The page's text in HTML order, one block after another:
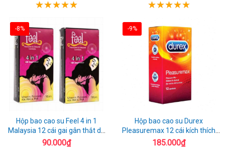
-8%
Hộp bao cao su Feel 4 in 1
Malaysia 12 cái gai gân thắt dễ
sử dụng
90.000₫
-9%
Hộp bao cao su Durex
Pleasuremax 12 cái kích thích
tăng khoái cảm
185.000₫